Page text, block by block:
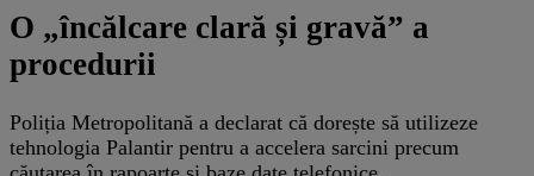
O „încălcare clară și gravă” a
procedurii
Poliția Metropolitană a declarat că dorește să utilizeze
tehnologia Palantir pentru a accelera sarcini precum